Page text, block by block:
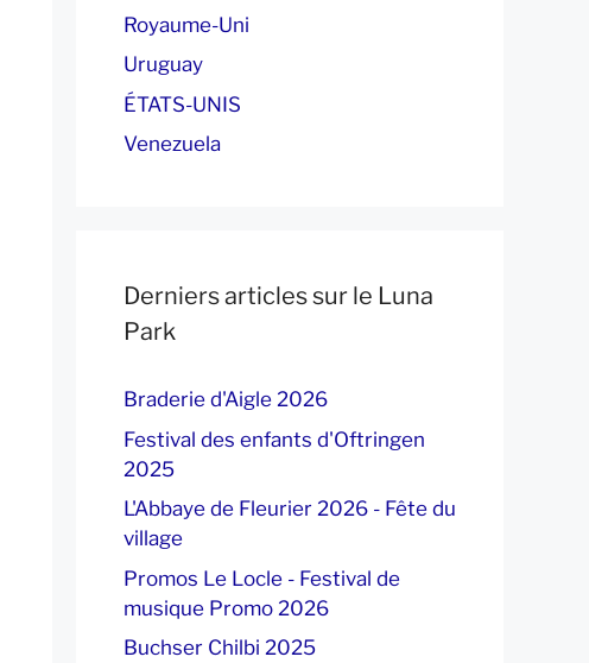
Royaume-Uni
Uruguay
ÉTATS-UNIS
Venezuela
Derniers articles sur le Luna
Park
Braderie d'Aigle 2026
Festival des enfants d'Oftringen
2025
L'Abbaye de Fleurier 2026 - Fête du
village
Promos Le Locle - Festival de
musique Promo 2026
Buchser Chilbi 2025